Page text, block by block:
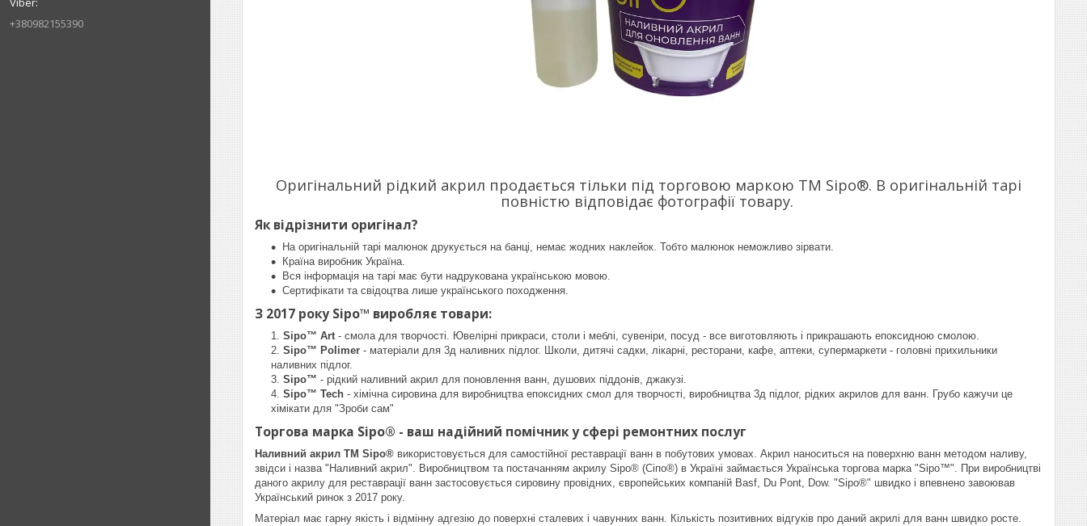
+380982155390
Оригінальний рідкий акрил продається тільки під торговою маркою ТМ Sipo®. В оригінальній тарі
повністю відповідає фотографії товару.
Як відрізнити оригінал?
На оригінальній тарі малюнок друкується на банці, немає жодних наклейок. Тобто малюнок неможливо зірвати.
Країна виробник Україна.
Вся інформація на тарі має бути надрукована українською мовою.
Сертифікати та свідоцтва лише українського походження.
З 2017 року Sipo™ виробляє товари:
Sipo™ Art- смола для творчості. Ювелірні прикраси, столи і меблі, сувеніри, посуд - все виготовляють і прикрашають епоксидною смолою.
Sipo™ Polimer - матеріали для 3д наливних підлог. Школи, дитячі садки, лікарні, ресторани, кафе, аптеки, супермаркети - головні прихильники
наливних підлог.
Sipo™ - рідкий наливний акрил для поновлення ванн, душових піддонів, джакузі.
Sipo™ Tech - хімічна сировина для виробництва епоксидних смол для творчості, виробництва 3д підлог, рідких акрилов для ванн. Грубо кажучи це
хімікати для "Зроби сам"
Торгова марка Sipo® - ваш надійний помічник у сфері ремонтних послуг
Наливний акрил ТМ Sipo® використовується для самостійної реставрації ванн в побутових умовах. Акрил наноситься на поверхню ванн методом наливу,
звідси і назва "Наливний акрил". Виробництвом та постачанням акрилу Sipo® (Сіпо®) в Україні займається Українська торгова марка "Sipo™". При виробництві
даного акрилу для реставрації ванн застосовується сировину провідних, європейських компаній Basf, Du Pont, Dow. "Sipo®" швидко і впевнено завоював
Український ринок з 2017 року.
Матеріал має гарну якість і відмінну адгезію до поверхні сталевих і чавунних ванн. Кількість позитивних відгуків про даний акрилі для ванн швидко росте.